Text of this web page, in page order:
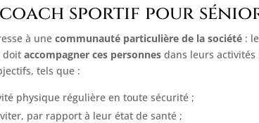
sportif pour
à unecommunauté particulière de la société :
doitaccompagner ces personnes dans leurs
tels que :
physique régulière en toute sécurité ;
par rapport à leur état de santé ;